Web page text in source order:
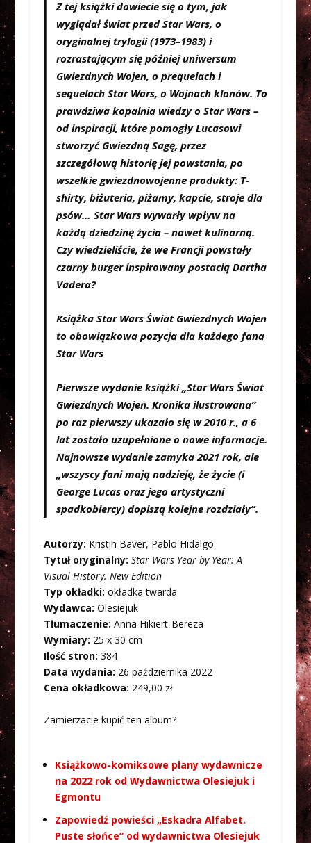
Z tej książki dowiecie się o tym, jak
wyglądał świat przed Star Wars, o
oryginalnej trylogii (1973–1983) i
rozrastającym się później uniwersum
Gwiezdnych Wojen, o prequelach i
sequelach Star Wars, o Wojnach klonów. To
prawdziwa kopalnia wiedzy o Star Wars –
od inspiracji, które pomogły Lucasowi
stworzyć Gwiezdną Sagę, przez
szczegółową historię jej powstania, po
wszelkie gwiezdnowojenne produkty: T-
shirty, biżuteria, piżamy, kapcie, stroje dla
psów… Star Wars wywarły wpływ na
każdą dziedzinę życia – nawet kulinarną.
Czy wiedzieliście, że we Francji powstały
czarny burger inspirowany postacią Dartha
Vadera?
Książka Star Wars Świat Gwiezdnych Wojen
to obowiązkowa pozycja dla każdego fana
Star Wars
Pierwsze wydanie książki „Star Wars Świat
Gwiezdnych Wojen. Kronika ilustrowana”
po raz pierwszy ukazało się w 2010 r., a 6
lat zostało uzupełnione o nowe informacje.
Najnowsze wydanie zamyka 2021 rok, ale
„wszyscy fani mają nadzieję, że życie (i
George Lucas oraz jego artystyczni
spadkobiercy) dopiszą kolejne rozdziały”.
Autorzy: Kristin Baver, Pablo Hidalgo
Tytuł oryginalny: Star Wars Year by Year: A
Visual History. New Edition
Typ okładki: okładka twarda
Wydawca: Olesiejuk
Tłumaczenie: Anna Hikiert-Bereza
Wymiary: 25 x 30 cm
Ilość stron: 384
Data wydania: 26 października 2022
Cena okładkowa: 249,00 zł
Zamierzacie kupić ten album?
Książkowo-komiksowe plany wydawnicze
na 2022 rok od Wydawnictwa Olesiejuk i
Egmontu
Zapowiedź powieści „Eskadra Alfabet.
Puste słońce” od wydawnictwa Olesiejuk